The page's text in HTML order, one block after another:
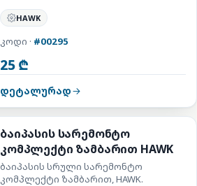
HAWK
კოდი · #00295
25 ₾
დეტალურად
ბაიპასის სარემონტო
კომპლექტი ზამბარით HAWK
ბაიპასის სრული სარემონტო
კომპლექტი ზამბარით, HAWK.